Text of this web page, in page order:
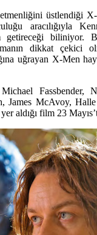
üstlendiği
aracılığıyla
getireceği biliniyor.
dikkat çekici
uğrayan X-Men
Fassbender,
James McAvoy,
aldığı film 23